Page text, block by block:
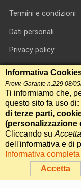
Termini e condizioni
Dati personali
Privacy policy
Informativa cookie
RSS feed
RSS Top News
Contatti
International
giornalistica n.191,
Accetta
Informativa
Provv. Garante n.229 08/
Ti informiamo che,
questo sito fa uso di
di terze parti,
(personalizzazione
Cliccando su Accetta
dell'informativa e di
Informativa completa